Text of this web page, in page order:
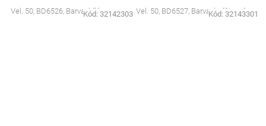
Vel. 50, BD6526, Barva: bílá
Kód: 32142303 Vel. 50, BD6527, Barva: hořčicové
Kód: 32143301